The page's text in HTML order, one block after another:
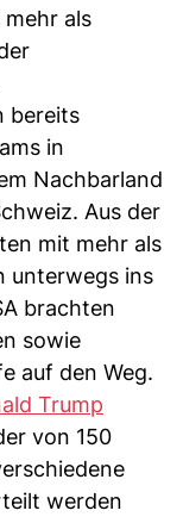
als
bereits
in
Nachbarland
Aus der
mit mehr als
unterwegs ins
brachten
sowie
auf den Weg.
Trump
von 150
werden